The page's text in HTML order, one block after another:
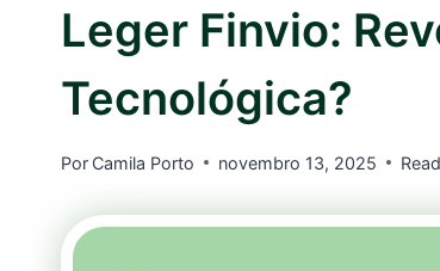
Leger Finvio:
Tecnológica?
Por Camila Porto novembro 13, 2025